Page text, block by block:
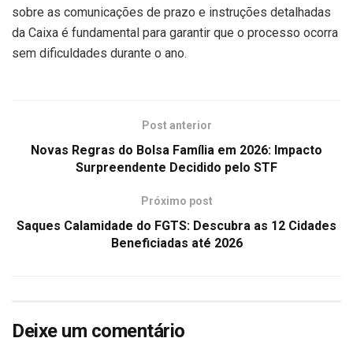
sobre as comunicações de prazo e instruções detalhadas
da Caixa é fundamental para garantir que o processo ocorra
sem dificuldades durante o ano.
Post anterior
Novas Regras do Bolsa Família em 2026: Impacto
Surpreendente Decidido pelo STF
Próximo post
Saques Calamidade do FGTS: Descubra as 12 Cidades
Beneficiadas até 2026
Deixe um comentário